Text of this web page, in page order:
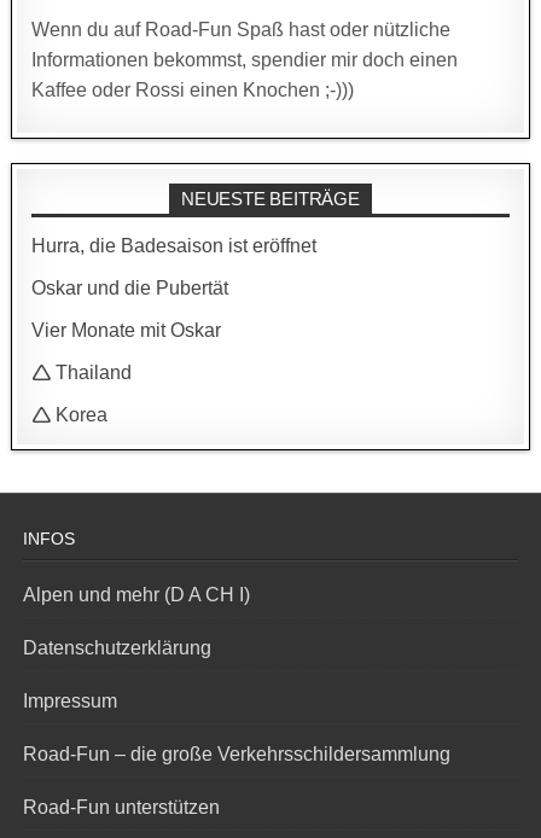
Wenn du auf Road-Fun Spaß hast oder nützliche
Informationen bekommst, spendier mir doch einen
Kaffee oder Rossi einen Knochen ;-)))
NEUESTE BEITRÄGE
Hurra, die Badesaison ist eröffnet
Oskar und die Pubertät
Vier Monate mit Oskar
🛆 Thailand
🛆 Korea
INFOS
Alpen und mehr (D A CH I)
Datenschutzerklärung
Impressum
Road-Fun – die große Verkehrsschildersammlung
Road-Fun unterstützen